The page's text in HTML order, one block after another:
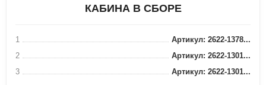
КАБИНА В СБОРЕ
1
Артикул: 2622-1378...
2
Артикул: 2622-1301...
3
Артикул: 2622-1301...